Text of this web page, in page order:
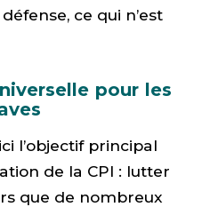
ce qui n’est
pour les
l’objectif principal
de la CPI : lutter
que de nombreux